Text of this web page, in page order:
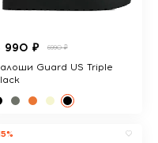
990 ₽ 6990 ₽
Guard US Triple